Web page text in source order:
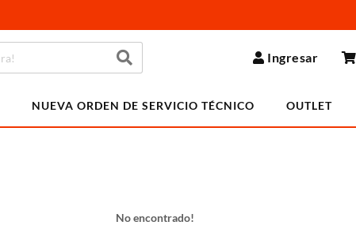
Ingresar
NUEVA ORDEN DE SERVICIO TÉCNICO OUTLET
No encontrado!